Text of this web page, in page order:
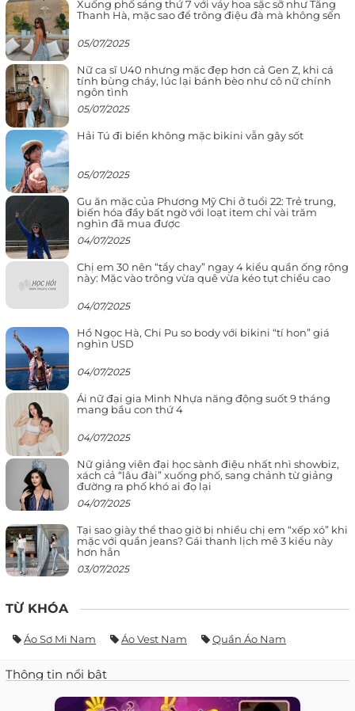
Xuống phố sáng thứ 7 với váy hoa sặc sỡ như Tăng
Thanh Hà, mặc sao để trông điệu đà mà không sến
05/07/2025
Nữ ca sĩ U40 nhưng mặc đẹp hơn cả Gen Z, khi cá
tính bùng cháy, lúc lại bánh bèo như cô nữ chính
ngôn tình
05/07/2025
Hải Tú đi biển không mặc bikini vẫn gây sốt
05/07/2025
Gu ăn mặc của Phương Mỹ Chi ở tuổi 22: Trẻ trung,
biến hóa đầy bất ngờ với loạt item chỉ vài trăm
nghìn đã mua được
04/07/2025
Chị em 30 nên “tẩy chay” ngay 4 kiểu quần ống rộng
này: Mặc vào trông vừa quê vừa kéo tụt chiều cao
04/07/2025
Hồ Ngọc Hà, Chi Pu so body với bikini “tí hon” giá
nghìn USD
04/07/2025
Ái nữ đại gia Minh Nhựa năng động suốt 9 tháng
mang bầu con thứ 4
04/07/2025
Nữ giảng viên đại học sành điệu nhất nhì showbiz,
xách cả “lâu đài” xuống phố, sang chảnh từ giảng
đường ra phố khó ai đọ lại
04/07/2025
Tại sao giày thể thao giờ bị nhiều chị em “xếp xó” khi
mặc với quần jeans? Gái thanh lịch mê 3 kiểu này
hơn hẳn
03/07/2025
TỪ KHÓA
Áo Sơ Mi Nam Áo Vest Nam Quần Áo Nam
Thông tin nổi bật